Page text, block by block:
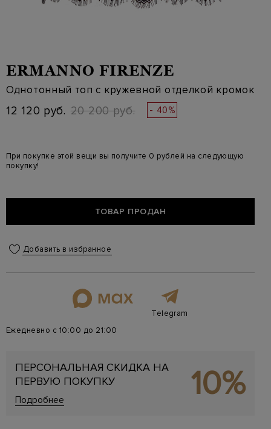
ERMANNO FIRENZE
Однотонный топ с кружевной отделкой кромок
12 120 руб. 20 200 руб. - 40%
При покупке этой вещи вы получите 0 рублей на следующую
покупку!
ТОВАР ПРОДАН
Добавить в избранное
Telegram
Ежедневно с 10:00 до 21:00
ПЕРСОНАЛЬНАЯ СКИДКА НА
ПЕРВУЮ ПОКУПКУ
Подробнее 10%